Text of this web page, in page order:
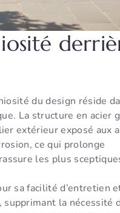
du design réside
La structure en acier
extérieur exposé aux
ce qui prolonge
les plus
sa facilité d’entretien
la nécessité